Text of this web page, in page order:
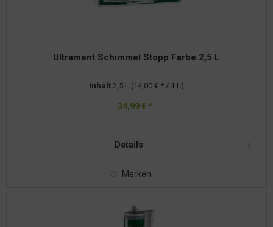
Ultrament Schimmel Stopp Farbe 2,5 L
Inhalt2,5 L (14,00 € * / 1 L)
34,99 € *
Details
Merken